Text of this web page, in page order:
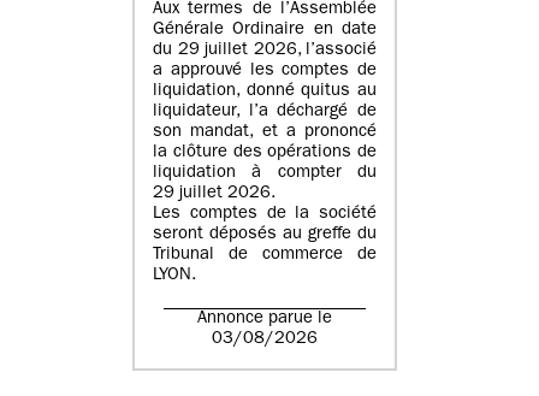
Aux termes de l’Assemblée
Générale Ordinaire en date
du 29 juillet 2026, l’associé
a approuvé les comptes de
liquidation, donné quitus au
liquidateur, l’a déchargé de
son mandat, et a prononcé
la clôture des opérations de
liquidation à compter du
29 juillet 2026.
Les comptes de la société
seront déposés au greffe du
Tribunal de commerce de
LYON.
Annonce parue le
03/08/2026